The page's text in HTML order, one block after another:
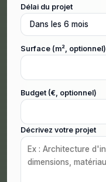
Délai du projet
Surface (m², optionnel)
Budget (€, optionnel)
Décrivez votre projet